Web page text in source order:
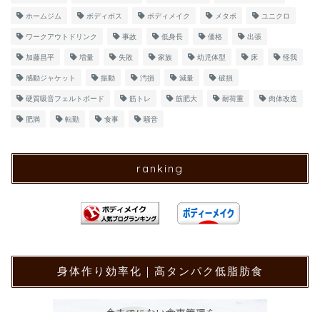
ホームジム ボディボス ボディメイク メタボ ユニクロ
ワークアウトドリンク 事故 低身長 価格 出張
加藤昌平 増量 失敗 家族 幼児体型 床 怪我
感動ジャケット 振動 汚損 減量 破損
硬質吸音フェルトボード 筋トレ 筋肥大 耐荷重 肉体改造
肥満 転勤 食事 騒音
ranking
身体作り効率化｜高タンパク低脂肪食